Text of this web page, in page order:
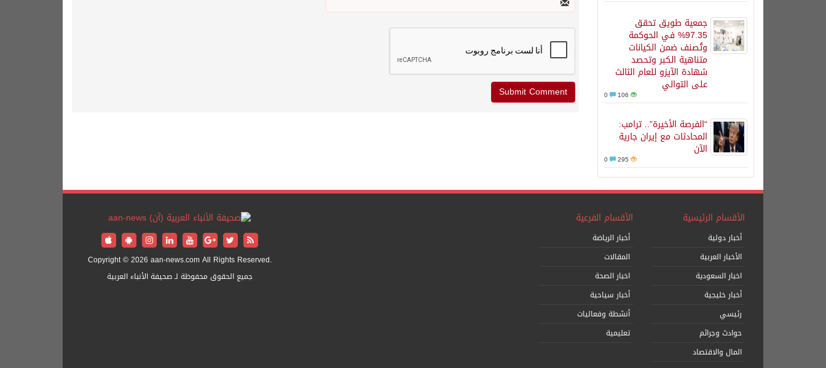
جمعية طويق تحقق
97.35% في الحوكمة
وتُصنف ضمن الكيانات
متناهية الكبر وتحصد
شهادة الآيزو للعام الثالث
على التوالي
106
“الفرصة الأخيرة”.. ترامب:
المحادثات مع إيران جارية
الآن
295
الأقسام الرئيسية
أخبار دولية
الأخبار العربية
اخبار السعودية
أخبار خليجية
رئيسي
حوادث وجرائم
المال والاقتصاد
الأقسام الفرعية
أخبار الرياضة
المقالات
اخبار الصحة
أخبار سياحية
أنشطة وفعاليات
تعليمية
Copyright © 2026 aan-news.com All Rights Reserved.
جميع الحقوق محفوظة لـ صحيفة الأنباء العربية